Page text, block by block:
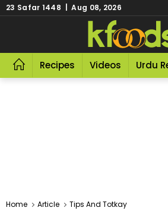
23 Safar 1448 | Aug 08, 2026
Recipes Videos Urdu
Home Article Tips And Totkay